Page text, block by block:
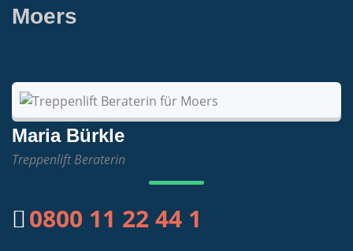
Moers
Maria Bürkle
Treppenlift Beraterin
0800 11 22 44 1